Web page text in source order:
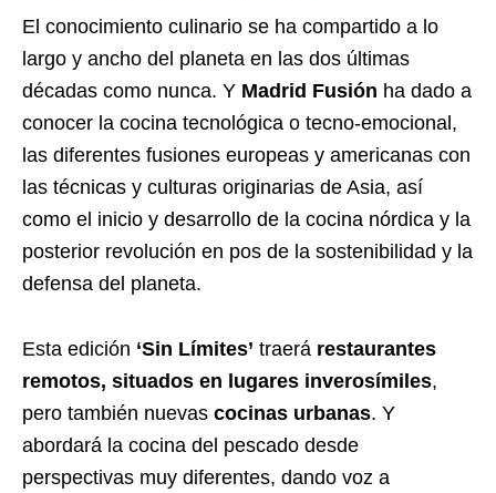
El conocimiento culinario se ha compartido a lo
largo y ancho del planeta en las dos últimas
décadas como nunca. Y Madrid Fusión ha dado a
conocer la cocina tecnológica o tecno-emocional,
las diferentes fusiones europeas y americanas con
las técnicas y culturas originarias de Asia, así
como el inicio y desarrollo de la cocina nórdica y la
posterior revolución en pos de la sostenibilidad y la
defensa del planeta.
Esta edición ‘Sin Límites’ traerá restaurantes
remotos, situados en lugares inverosímiles,
pero también nuevas cocinas urbanas. Y
abordará la cocina del pescado desde
perspectivas muy diferentes, dando voz a